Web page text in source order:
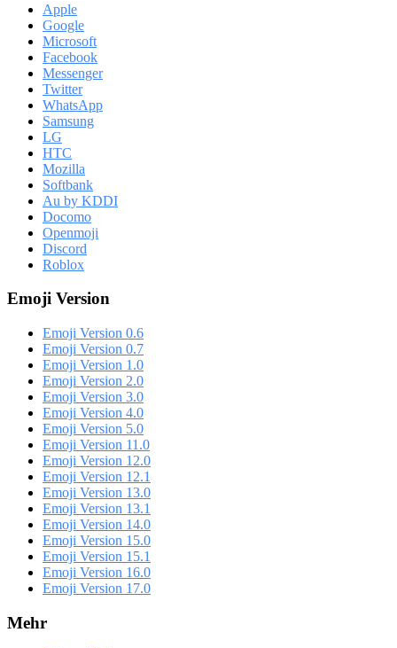
Apple
Google
Microsoft
Facebook
Messenger
Twitter
WhatsApp
Samsung
LG
HTC
Mozilla
Softbank
Au by KDDI
Docomo
Openmoji
Discord
Roblox
Emoji Version
Emoji Version 0.6
Emoji Version 0.7
Emoji Version 1.0
Emoji Version 2.0
Emoji Version 3.0
Emoji Version 4.0
Emoji Version 5.0
Emoji Version 11.0
Emoji Version 12.0
Emoji Version 12.1
Emoji Version 13.0
Emoji Version 13.1
Emoji Version 14.0
Emoji Version 15.0
Emoji Version 15.1
Emoji Version 16.0
Emoji Version 17.0
Mehr